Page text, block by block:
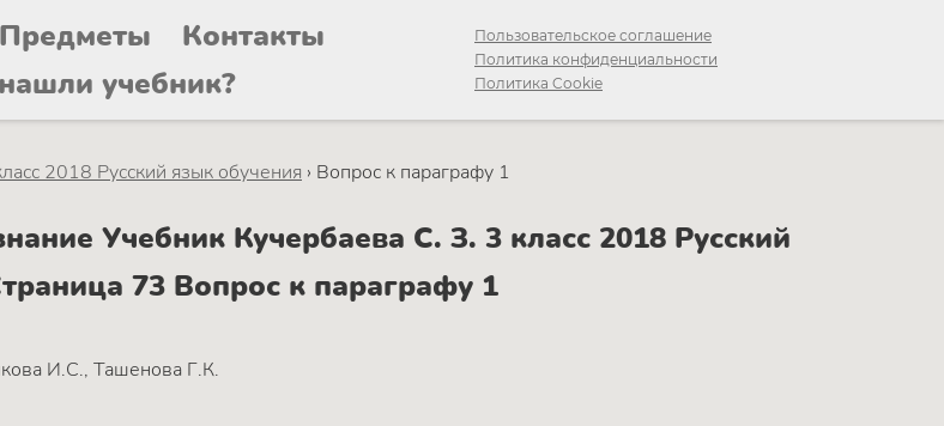
Предметы
Контакты
учебник?
Пользовательское соглашение
Политика конфиденциальности
Политика Cookie
2018 Русский язык обучения › Вопрос к параграфу 1
Учебник Кучербаева C. З. 3 класс 2018 Русский
73 Вопрос к параграфу 1
И.С., Ташенова Г.К.